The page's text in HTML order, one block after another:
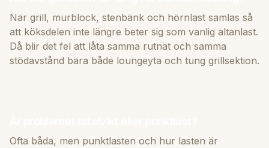
När grill, murblock, stenbänk och hörnlast samlas så
att köksdelen inte längre beter sig som vanlig altanlast.
Då blir det fel att låta samma rutnät och samma
stödavstånd bära både loungeyta och tung grillsektion.
Ofta båda, men punktlasten och hur lasten är